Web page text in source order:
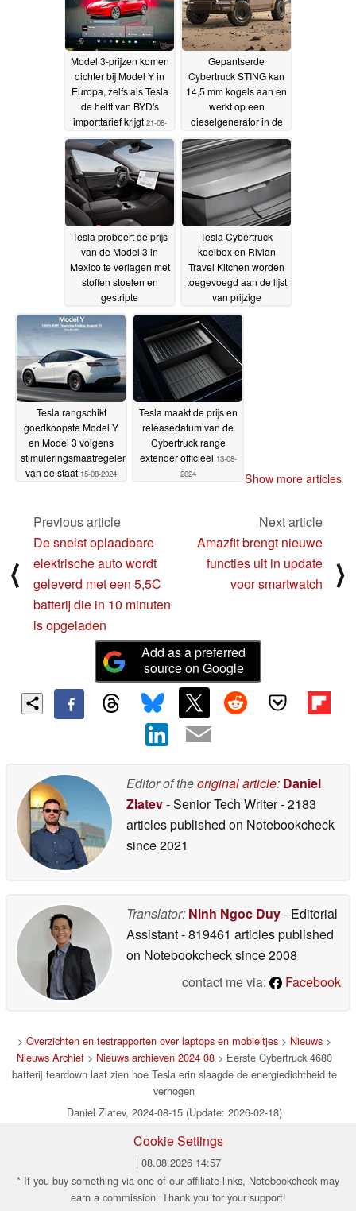
Model 3-prijzen komen
dichter bij Model Y in
Europa, zelfs als Tesla
de helft van BYD's
importtarief krijgt 21-08-
2024
Gepantserde
Cybertruck STING kan
14,5 mm kogels aan en
werkt op een
dieselgenerator in de
kofferbak17-08-2024
Tesla probeert de prijs
van de Model 3 in
Mexico te verlagen met
stoffen stoelen en
gestripte
comfortfuncties16-08-
Tesla Cybertruck
koelbox en Rivian
Travel Kitchen worden
toegevoegd aan de lijst
van prijzige
accessoires voor
zomertrips
Tesla rangschikt
goedkoopste Model Y
en Model 3 volgens
stimuleringsmaatregelen
van de staat 15-08-2024
Tesla maakt de prijs en
releasedatum van de
Cybertruck range
extender officieel 13-08-
2024
Show more articles
⟨
Previous article
De snelst oplaadbare
elektrische auto wordt
geleverd met een 5,5C
batterij die in 10 minuten
is opgeladen
Next article
Amazfit brengt nieuwe
functies uit in update
voor smartwatch
⟩
Add as a preferred
source on Google
Editor of theoriginal article: Daniel
Zlatev- Senior Tech Writer- 2183
articles published on Notebookcheck
since 2021
Translator: Ninh Ngoc Duy- Editorial
Assistant- 819461 articles published
on Notebookchecksince 2008
contact me via:
Facebook
> Overzichten en testrapporten over laptops en mobieltjes> Nieuws>
Nieuws Archief> Nieuws archieven 2024 08> Eerste Cybertruck 4680
batterij teardown laat zien hoe Tesla erin slaagde de energiedichtheid te
verhogen
Daniel Zlatev, 2024-08-15 (Update: 2026-02-18)
Cookie Settings
| 08.08.2026 14:57
* If you buy something via one of our affiliate links, Notebookcheck may
earn a commission. Thank you for your support!